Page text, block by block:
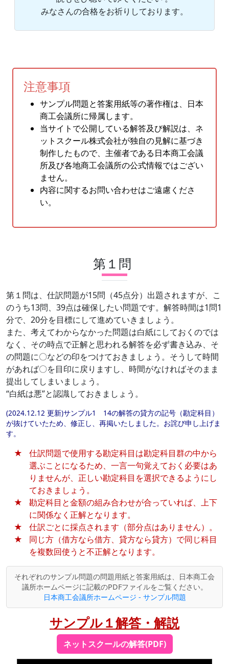
みなさんの合格をお祈りしております。
注意事項
サンプル問題と答案用紙等の著作権は、日本
商工会議所に帰属します。
当サイトで公開している解答及び解説は、ネ
ットスクール株式会社が独自の見解に基づき
制作したもので、主催者である日本商工会議
所及び各地商工会議所の公式情報ではござい
ません。
内容に関するお問い合わせはご遠慮くださ
い。
第１問
第１問は、仕訳問題が15問（45点分）出題されますが、こ
のうち13問、39点は確保したい問題です。解答時間は1問1
分で、20分を目標にして進めていきましょう。
また、考えてわからなかった問題は白紙にしておくのでは
なく、その時点で正解と思われる解答を必ず書き込み、そ
の問題に〇などの印をつけておきましょう。そうして時間
があれば〇を目印に戻りますし、時間がなければそのまま
提出してしまいましょう。
“白紙は悪”と認識しておきましょう。
(2024.12.12 更新)サンプル1 14の解答の貸方の記号（勘定科目）
が抜けていたため、修正し、再掲いたしました。お詫び申し上げま
す。
仕訳問題で使用する勘定科目は勘定科目群の中から
選ぶことになるため、一言一句覚えておく必要はあ
りませんが、正しい勘定科目を選択できるようにし
ておきましょう。
勘定科目と金額の組み合わせが合っていれば、上下
に関係なく正解となります。
仕訳ごとに採点されます（部分点はありません）。
同じ方（借方なら借方、貸方なら貸方）で同じ科目
を複数回使うと不正解となります。
それぞれのサンプル問題の問題用紙と答案用紙は、日本商工会
議所ホームページに記載のPDFファイルをご覧ください。
日本商工会議所ホームページ - サンプル問題
サンプル１解答・解説
ネットスクールの解答(PDF)